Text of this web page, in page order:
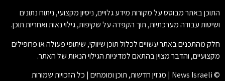
התוכן באתר מבוסס על מקורות מידע גלויים, ניסיון מקצועי, ניתוח נתונים
ושיטות עבודה מערכתיות, תוך הקפדה על שקיפות, גילוי נאות ואחריות תוכן.
חלק מהתכנים באתר עשויים לכלול תוכן שיווקי, שיתופי פעולה או פרופילים
מקצועיים, והדבר מצוין בהתאם למדיניות הגילוי הנאות של האתר.
© News Israeli | מגזין חדשות, תוכן ומומחים | כל הזכויות שמורות